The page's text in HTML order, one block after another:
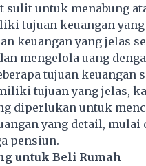
sulit untuk menabung
tujuan keuangan
keuangan yang jelas
mengelola uang
tujuan keuangan
tujuan yang jelas,
diperlukan untuk
yang detail,
pensiun.
untuk Beli Rumah